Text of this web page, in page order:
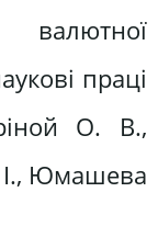
валютної
праці
О. В.,
Юмашева